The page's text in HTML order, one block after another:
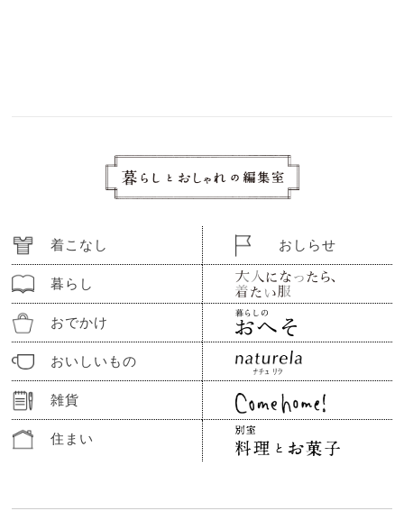
着こなし
暮らし
おでかけ
おいしいもの
雑貨
住まい
おしらせ